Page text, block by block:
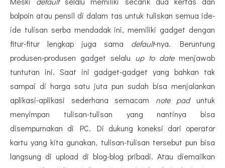
bolpoin atau pensil di dalam tas untuk tuliskan semua ide-
ide tulisan serba mendadak ini, memiliki gadget dengan
fitur-fitur lengkap juga sama default-nya. Beruntung
produsen-produsen gadget selalu up to datemenjawab
tuntutan ini. Saat ini gadget-gadget yang bahkan tak
sampai di harga satu juta pun sudah bisa menjalankan
aplikasi-aplikasi sederhana semacam note paduntuk
menyimpan tulisan-tulisan yang nantinya bisa
disempurnakan di PC. Di dukung koneksi dari operator
kartu yang kita gunakan, tulisan-tulisan tersebut pun bisa
langsung di upload di blog-blog pribadi. Atau diemailkan